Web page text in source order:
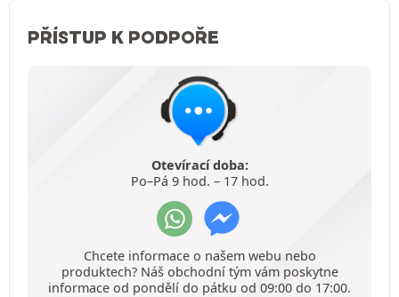
PŘÍSTUP K PODPOŘE
Otevírací doba:
Po–Pá 9 hod. – 17 hod.
Chcete informace o našem webu nebo
produktech? Náš obchodní tým vám poskytne
informace od pondělí do pátku od 09:00 do 17:00.